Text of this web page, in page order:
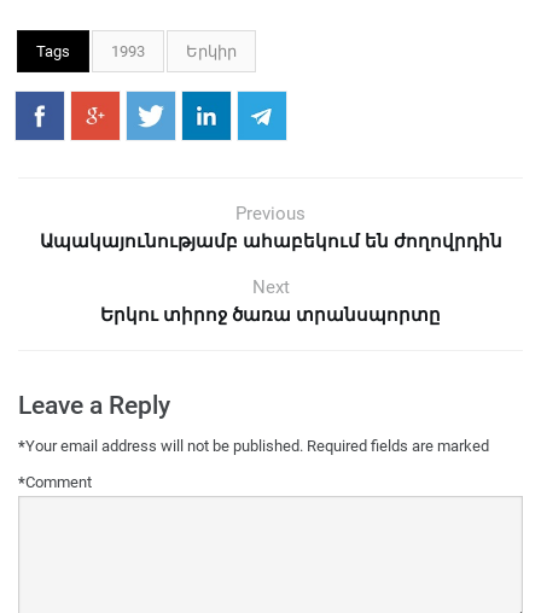
Tags 1993 Երկիր
Previous
Ապակայունությամբ ահաբեկում են ժողովրդին
Next
Երկու տիրոջ ծառա տրանսպորտը
Leave a Reply
Your email address will not be published. Required fields are marked
*
Comment
*